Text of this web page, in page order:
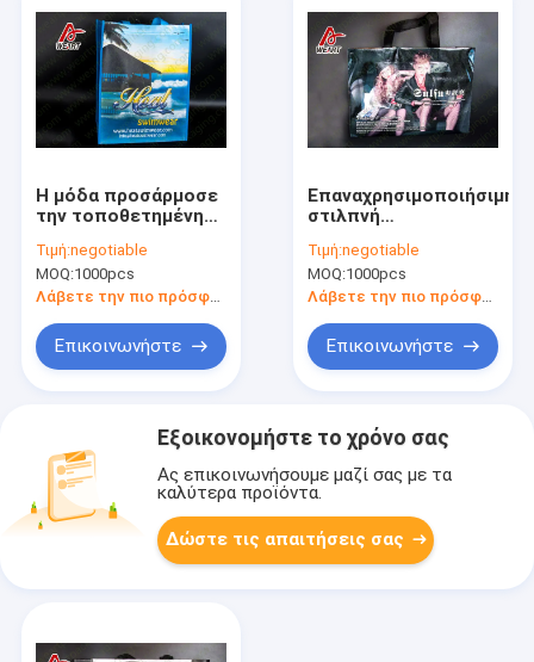
Η μόδα προσάρμοσε
την τοποθετημένη
υφαμένη
ελασματοποίηση
μεταλλινών τσαντών
Τιμή:negotiable
MOQ:1000pcs
Λάβετε την πιο πρόσφατη τιμή
Επικοινωνήστε
Επαναχρησιμοποιήσιμη
στιλπνή
στρώματα μη
υφαμένη τσάντα για
τη λαβή κορδελλών
Τιμή:negotiable
MOQ:1000pcs
Λάβετε την πιο πρόσφατη τιμή
Επικοινωνήστε
Εξοικονομήστε το χρόνο σας
Ας επικοινωνήσουμε μαζί σας με τα
καλύτερα προϊόντα.
Δώστε τις απαιτήσεις σας